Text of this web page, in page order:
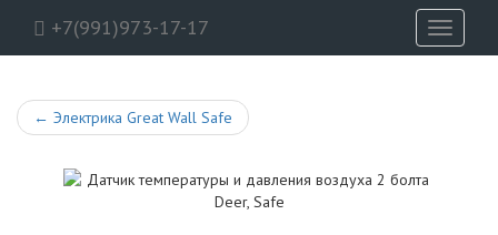
+7(991)973-17-17
Toggle
← Электрика Great Wall Safe